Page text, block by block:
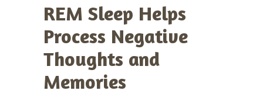
REM Sleep Helps
Process Negative
Thoughts and
Memories